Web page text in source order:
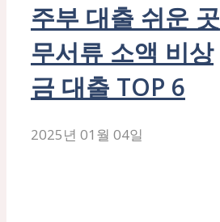
주부 대출 쉬운 곳
무서류 소액 비상
금 대출 TOP 6
2025년 01월 04일